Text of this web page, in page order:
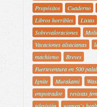
Propósitos
Cuaderno
Libros horribles
Listas
Sobrevaloraciones
Vacaciones alsacianas
machismo
Breves
Fuerteventura en 500
Ignite
Murakami
empotrador
revistas